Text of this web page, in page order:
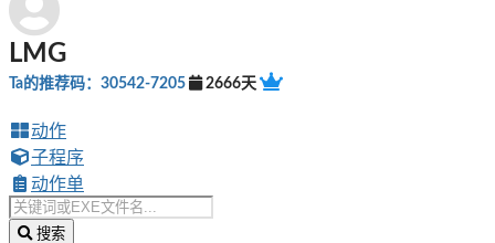
LMG
Ta的推荐码：30542-7205 2666天
动作
子程序
动作单
搜索